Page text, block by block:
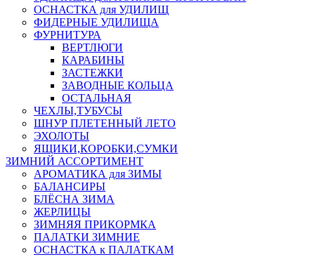
ОСНАСТКА для УДИЛИЩ
ФИДЕРНЫЕ УДИЛИЩА
ФУРНИТУРА
ВЕРТЛЮГИ
КАРАБИНЫ
ЗАСТЕЖКИ
ЗАВОДНЫЕ КОЛЬЦА
ОСТАЛЬНАЯ
ЧЕХЛЫ,ТУБУСЫ
ШНУР ПЛЕТЕННЫЙ ЛЕТО
ЭХОЛОТЫ
ЯЩИКИ,КОРОБКИ,СУМКИ
ЗИМНИЙ АССОРТИМЕНТ
АРОМАТИКА для ЗИМЫ
БАЛАНСИРЫ
БЛЁСНА ЗИМА
ЖЕРЛИЦЫ
ЗИМНЯЯ ПРИКОРМКА
ПАЛАТКИ ЗИМНИЕ
ОСНАСТКА к ПАЛАТКАМ